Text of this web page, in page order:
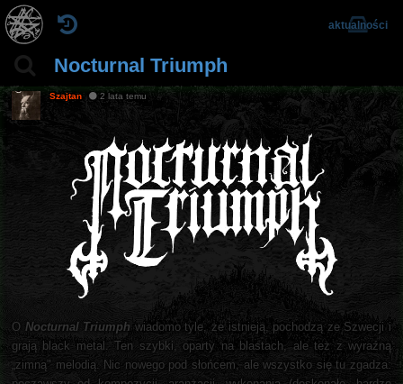
Nocturnal Triumph
aktualności
Szajtan 2 lata temu
O Nocturnal Triumph wiadomo tyle, że istnieją, pochodzą ze Szwecji i
grają black metal. Ten szybki, oparty na blastach, ale też z wyraźną
„zimną" melodią. Nic nowego pod słońcem, ale wszystko się tu zgadza: